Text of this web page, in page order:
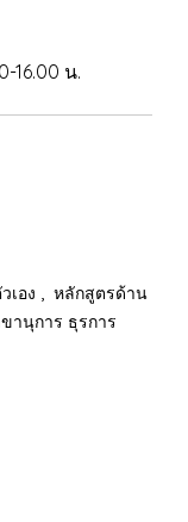
16.00 น.
เอง , หลักสูตรด้าน
านุการ ธุรการ